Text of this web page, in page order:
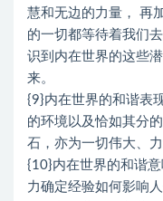
慧和无边的力量， 再
的一切都等待着我们
识到内在世界的这些
来。
{9}内在世界的和谐表
的环境以及恰如其分
石，亦为一切伟大、
{10}内在世界的和谐
力确定经验如何影响人